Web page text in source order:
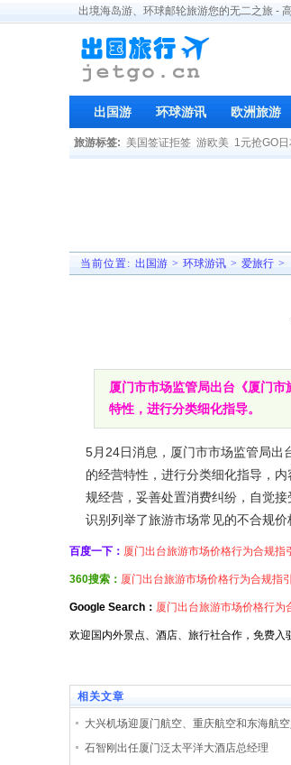
出境海岛游、环球邮轮旅游您的无二之旅 -
出国游 环球游讯 欧洲旅游
旅游标签: 美国签证拒签 游欧美 1元抢GO
当前位置: 出国游 > 环球游讯 > 爱旅行 >
厦门市市场监管局出台《厦门
特性，进行分类细化指导。
5月24日消息，厦门市市场监管局出
的经营特性，进行分类细化指导，
规经营，妥善处置消费纠纷，自觉
识别列举了旅游市场常见的不合规价
百度一下： 厦门出台旅游市场价格行为合规指引
360搜索： 厦门出台旅游市场价格行为合规指引
Google Search： 厦门出台旅游市场价格行为
欢迎国内外景点、酒店、旅行社合作，免费入
相关文章
大兴机场迎厦门航空、重庆航空和东海航
石智刚出任厦门泛太平洋大酒店总经理